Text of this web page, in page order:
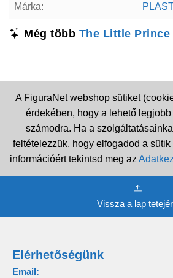
Márka:
Még több The Little Prince
A FiguraNet webshop sütiket
érdekében, hogy a lehető
számodra. Ha a
feltételezzük, hogy elfogadod a
információért tekintsd meg az
Vissza a lap
Elérhetőségünk
Email: